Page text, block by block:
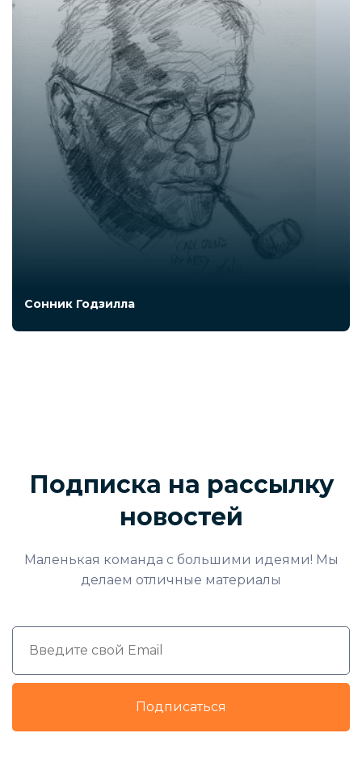
Сонник Годзилла
Подписка на рассылку
новостей
Маленькая команда с большими идеями! Мы
делаем отличные материалы
Подписаться